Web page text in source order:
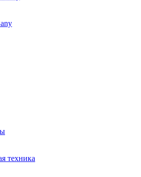
техника